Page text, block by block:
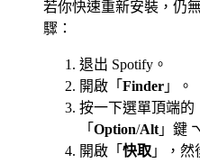
若你快速重新安裝，仍
驟：
退出 Spotify。
開啟「 Finder 」。
按一下選單頂端的
「 Option/Alt 」鍵
開啟「 快取 」，然